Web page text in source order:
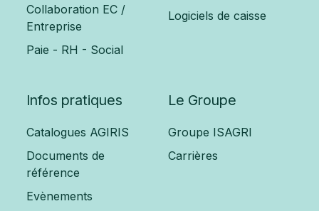
Collaboration EC /
Entreprise
Paie - RH - Social
Logiciels de caisse
Infos pratiques
Catalogues AGIRIS
Documents de
référence
Evènements
Le Groupe
Groupe ISAGRI
Carrières